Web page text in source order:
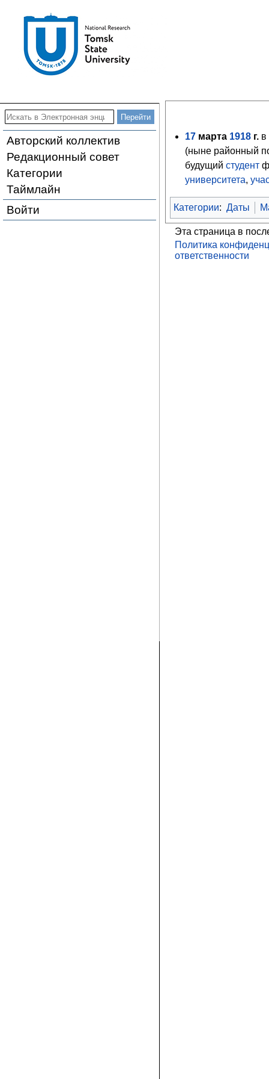
Авторский коллектив
Редакционный совет
Категории
Таймлайн
Войти
17 марта 1918 г. в
(ныне районный
будущийстудент
университета,
Категории: Даты
Эта страница в
Политика
ответственности